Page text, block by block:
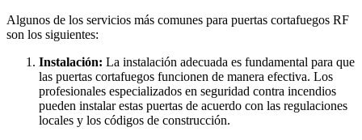
Algunos de los servicios más comunes para puertas cortafuegos RF
son los siguientes:
Instalación: La instalación adecuada es fundamental para que
las puertas cortafuegos funcionen de manera efectiva. Los
profesionales especializados en seguridad contra incendios
pueden instalar estas puertas de acuerdo con las regulaciones
locales y los códigos de construcción.